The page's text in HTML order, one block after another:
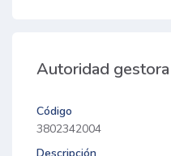
Autoridad gestora
Código
3802342004